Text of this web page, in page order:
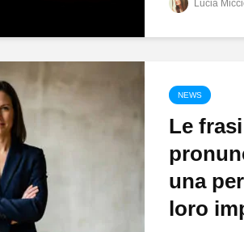
Lucia
NEWS
Le
una
loro